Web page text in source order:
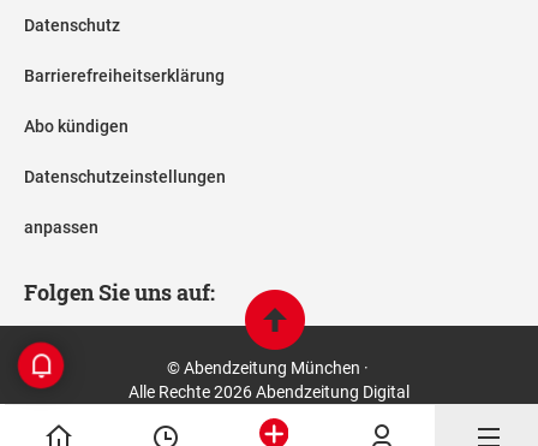
Datenschutz
Barrierefreiheitserklärung
Abo kündigen
Datenschutzeinstellungen
anpassen
Folgen Sie uns auf:
© Abendzeitung München ·
Alle Rechte 2026 Abendzeitung Digital